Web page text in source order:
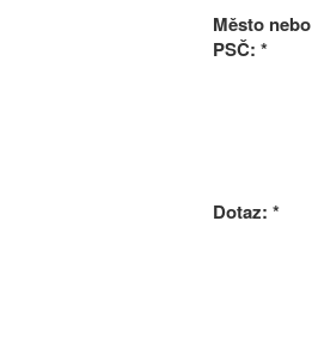
Město nebo
PSČ: *
Dotaz: *